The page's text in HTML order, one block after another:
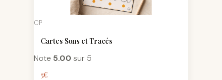
CP
Cartes Sons et Tracés
Note 5.00 sur 5
5€